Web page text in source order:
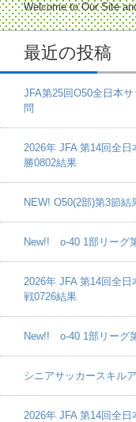
Welcome to Our Site
最近の投稿
JFA第25回O50全日本
問
2026年 JFA 第14回全
勝0802結果
NEW! O50(2部)第3節結
New!! o-40 1部リーグ
2026年 JFA 第14回全
戦0726結果
New!! o-40 1部リーグ
シニアサッカースキル
2026年 JFA 第14回全